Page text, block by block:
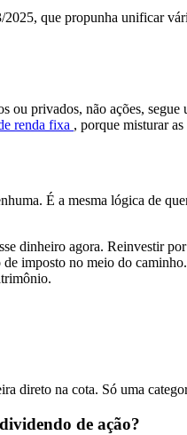
que propunha unificar
privados, não ações,
renda fixa , porque misturar
É a mesma lógica de
dinheiro agora. Reinvestir
imposto no meio do
direto na cota. Só uma
de ação?